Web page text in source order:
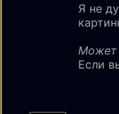
Я не
Может
Если